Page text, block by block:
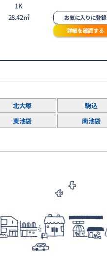
1K
28.42㎡
お気に入りに登録
詳細を確認する
北大塚 駒込
東池袋 南池袋